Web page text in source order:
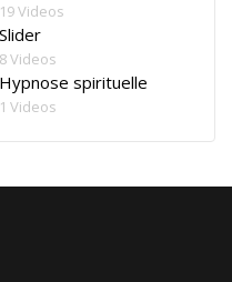
19 Videos
Slider
8 Videos
Hypnose spirituelle
1 Videos